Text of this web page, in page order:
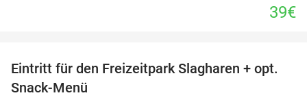
39€
41%
Eintritt für den Freizeitpark Slagharen + opt.
Snack-Menü